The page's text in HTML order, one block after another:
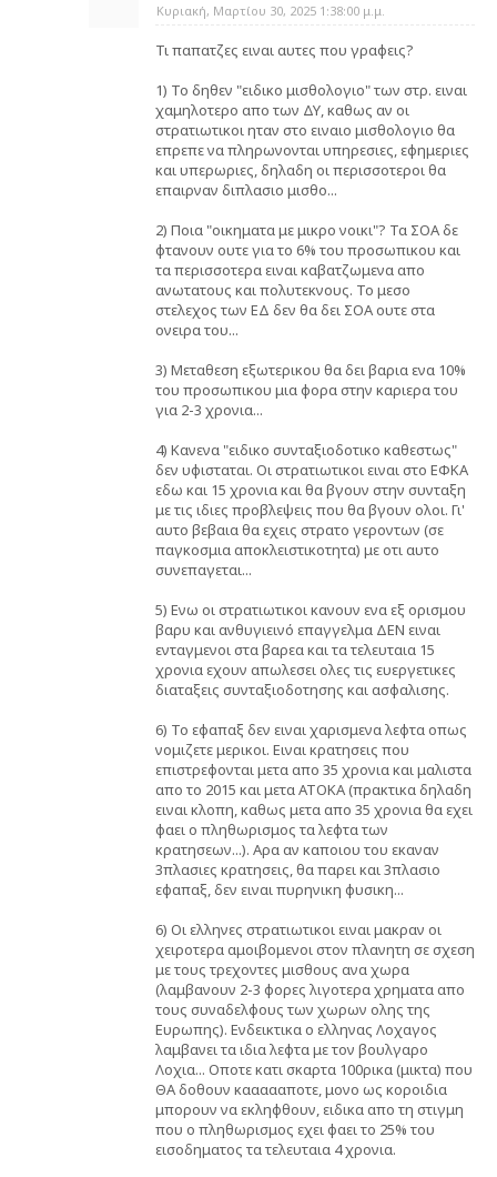
Κυριακή, Μαρτίου 30, 2025 1:38:00 μ.μ.
Τι παπατζες ειναι αυτες που γραφεις?
1) Το δηθεν "ειδικο μισθολογιο" των στρ. ειναι
χαμηλοτερο απο των ΔΥ, καθως αν οι
στρατιωτικοι ηταν στο ειναιο μισθολογιο θα
επρεπε να πληρωνονται υπηρεσιες, εφημεριες
και υπερωριες, δηλαδη οι περισσοτεροι θα
επαιρναν διπλασιο μισθο...
2) Ποια "οικηματα με μικρο νοικι"? Τα ΣΟΑ δε
φτανουν ουτε για το 6% του προσωπικου και
τα περισσοτερα ειναι καβατζωμενα απο
ανωτατους και πολυτεκνους. Το μεσο
στελεχος των ΕΔ δεν θα δει ΣΟΑ ουτε στα
ονειρα του...
3) Μεταθεση εξωτερικου θα δει βαρια ενα 10%
του προσωπικου μια φορα στην καριερα του
για 2-3 χρονια...
4) Κανενα "ειδικο συνταξιοδοτικο καθεστως"
δεν υφισταται. Οι στρατιωτικοι ειναι στο ΕΦΚΑ
εδω και 15 χρονια και θα βγουν στην συνταξη
με τις ιδιες προβλεψεις που θα βγουν ολοι. Γι'
αυτο βεβαια θα εχεις στρατο γεροντων (σε
παγκοσμια αποκλειστικοτητα) με οτι αυτο
συνεπαγεται...
5) Ενω οι στρατιωτικοι κανουν ενα εξ ορισμου
βαρυ και ανθυγιεινό επαγγελμα ΔΕΝ ειναι
ενταγμενοι στα βαρεα και τα τελευταια 15
χρονια εχουν απωλεσει ολες τις ευεργετικες
διαταξεις συνταξιοδοτησης και ασφαλισης.
6) Το εφαπαξ δεν ειναι χαρισμενα λεφτα οπως
νομιζετε μερικοι. Ειναι κρατησεις που
επιστρεφονται μετα απο 35 χρονια και μαλιστα
απο το 2015 και μετα ΑΤΟΚΑ (πρακτικα δηλαδη
ειναι κλοπη, καθως μετα απο 35 χρονια θα εχει
φαει ο πληθωρισμος τα λεφτα των
κρατησεων...). Αρα αν καποιου του εκαναν
3πλασιες κρατησεις, θα παρει και 3πλασιο
εφαπαξ, δεν ειναι πυρηνικη φυσικη...
6) Οι ελληνες στρατιωτικοι ειναι μακραν οι
χειροτερα αμοιβομενοι στον πλανητη σε σχεση
με τους τρεχοντες μισθους ανα χωρα
(λαμβανουν 2-3 φορες λιγοτερα χρηματα απο
τους συναδελφους των χωρων ολης της
Ευρωπης). Ενδεικτικα ο ελληνας Λοχαγος
λαμβανει τα ιδια λεφτα με τον βουλγαρο
Λοχια... Οποτε κατι σκαρτα 100ρικα (μικτα) που
ΘΑ δοθουν καααααποτε, μονο ως κοροιδια
μπορουν να εκληφθουν, ειδικα απο τη στιγμη
που ο πληθωρισμος εχει φαει το 25% του
εισοδηματος τα τελευταια 4 χρονια.